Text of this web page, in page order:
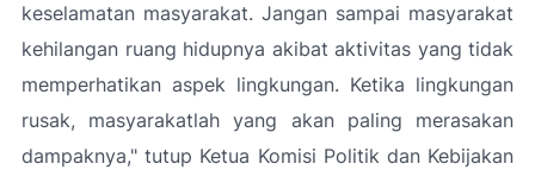
keselamatan masyarakat. Jangan sampai masyarakat
kehilangan ruang hidupnya akibat aktivitas yang tidak
memperhatikan aspek lingkungan. Ketika lingkungan
rusak, masyarakatlah yang akan paling merasakan
dampaknya," tutup Ketua Komisi Politik dan Kebijakan